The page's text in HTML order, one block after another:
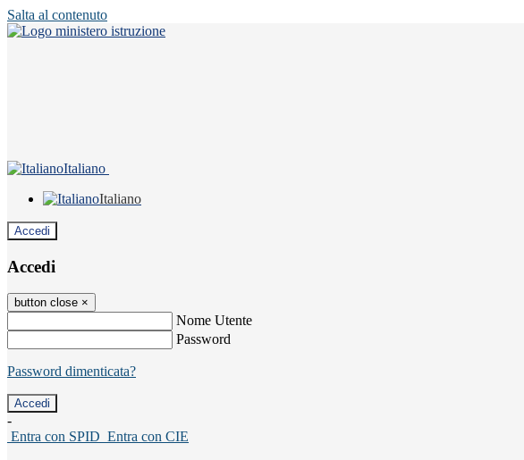
Salta al contenuto
Italiano
Italiano
Accedi
Accedi
button close ×
Nome Utente
Password
Password dimenticata?
-
Entra con SPID Entra con CIE